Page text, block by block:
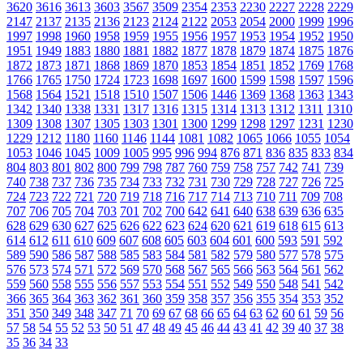
3620 3616 3613 3603 3567 3509 2354 2353 2230 2227 2228 2229
2147 2137 2135 2136 2123 2124 2122 2053 2054 2000 1999 1996
1997 1998 1960 1958 1959 1955 1956 1957 1953 1954 1952 1950
1951 1949 1883 1880 1881 1882 1877 1878 1879 1874 1875 1876
1872 1873 1871 1868 1869 1870 1853 1854 1851 1852 1769 1768
1766 1765 1750 1724 1723 1698 1697 1600 1599 1598 1597 1596
1568 1564 1521 1518 1510 1507 1506 1446 1369 1368 1363 1343
1342 1340 1338 1331 1317 1316 1315 1314 1313 1312 1311 1310
1309 1308 1307 1305 1303 1301 1300 1299 1298 1297 1231 1230
1229 1212 1180 1160 1146 1144 1081 1082 1065 1066 1055 1054
1053 1046 1045 1009 1005 995 996 994 876 871 836 835 833 834
804 803 801 802 800 799 798 787 760 759 758 757 742 741 739
740 738 737 736 735 734 733 732 731 730 729 728 727 726 725
724 723 722 721 720 719 718 716 717 714 713 710 711 709 708
707 706 705 704 703 701 702 700 642 641 640 638 639 636 635
628 629 630 627 625 626 622 623 624 620 621 619 618 615 613
614 612 611 610 609 607 608 605 603 604 601 600 593 591 592
589 590 586 587 588 585 583 584 581 582 579 580 577 578 575
576 573 574 571 572 569 570 568 567 565 566 563 564 561 562
559 560 558 555 556 557 553 554 551 552 549 550 548 541 542
366 365 364 363 362 361 360 359 358 357 356 355 354 353 352
351 350 349 348 347 71 70 69 67 68 66 65 64 63 62 60 61 59 56
57 58 54 55 52 53 50 51 47 48 49 45 46 44 43 41 42 39 40 37 38
35 36 34 33